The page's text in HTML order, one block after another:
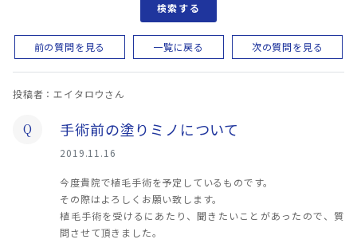
検索する
前の質問を見る 一覧に戻る 次の質問を見る
投稿者：エイタロウさん
Q 手術前の塗りミノについて
2019.11.16
今度貴院で植毛手術を予定しているものです。
その際はよろしくお願い致します。
植毛手術を受けるにあたり、聞きたいことがあったので、質
問させて頂きました。